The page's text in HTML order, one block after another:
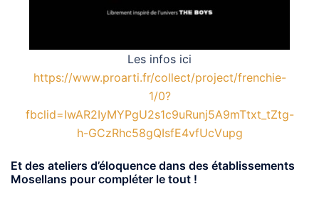
Les infos ici
https://www.proarti.fr/collect/project/frenchie-
1/0?
fbclid=IwAR2IyMYPgU2s1c9uRunj5A9mTtxt_tZtg-
h-GCzRhc58gQIsfE4vfUcVupg
Et des ateliers d’éloquence dans des établissements
Mosellans pour compléter le tout !